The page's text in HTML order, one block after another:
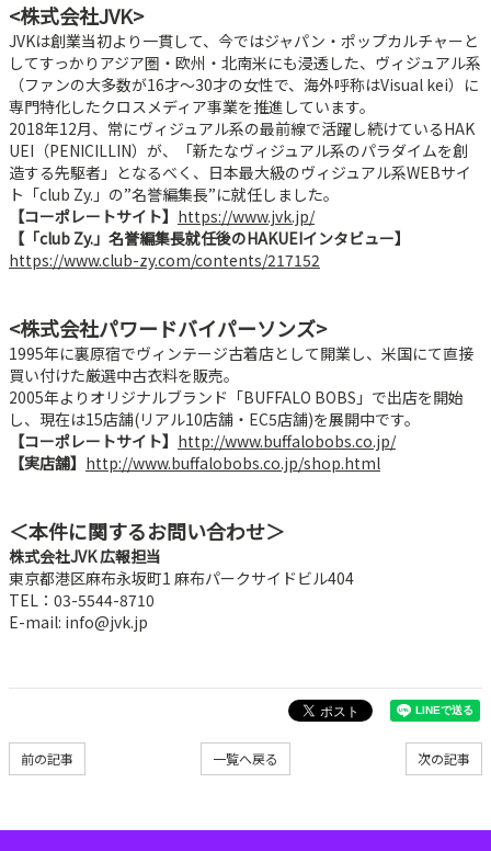
<株式会社JVK>
JVKは創業当初より一貫して、今ではジャパン・ポップカルチャーと
してすっかりアジア圏・欧州・北南米にも浸透した、ヴィジュアル系
（ファンの大多数が16才～30才の女性で、海外呼称はVisual kei）に
専門特化したクロスメディア事業を推進しています。
2018年12月、常にヴィジュアル系の最前線で活躍し続けているHAK
UEI（PENICILLIN）が、「新たなヴィジュアル系のパラダイムを創
造する先駆者」となるべく、日本最大級のヴィジュアル系WEBサイ
ト「club Zy.」の”名誉編集長”に就任しました。
【コーポレートサイト】 https://www.jvk.jp/
【「club Zy.」名誉編集長就任後のHAKUEIインタビュー】
https://www.club-zy.com/contents/217152
<株式会社パワードバイパーソンズ>
1995年に裏原宿でヴィンテージ古着店として開業し、米国にて直接
買い付けた厳選中古衣料を販売。
2005年よりオリジナルブランド「BUFFALO BOBS」で出店を開始
し、現在は15店舗(リアル10店舗・EC5店舗)を展開中です。
【コーポレートサイト】 http://www.buffalobobs.co.jp/
【実店舗】 http://www.buffalobobs.co.jp/shop.html
＜本件に関するお問い合わせ＞
株式会社JVK 広報担当
東京都港区麻布永坂町1 麻布パークサイドビル404
TEL：03-5544-8710
E-mail: info@jvk.jp
次の記事
一覧へ戻る
前の記事